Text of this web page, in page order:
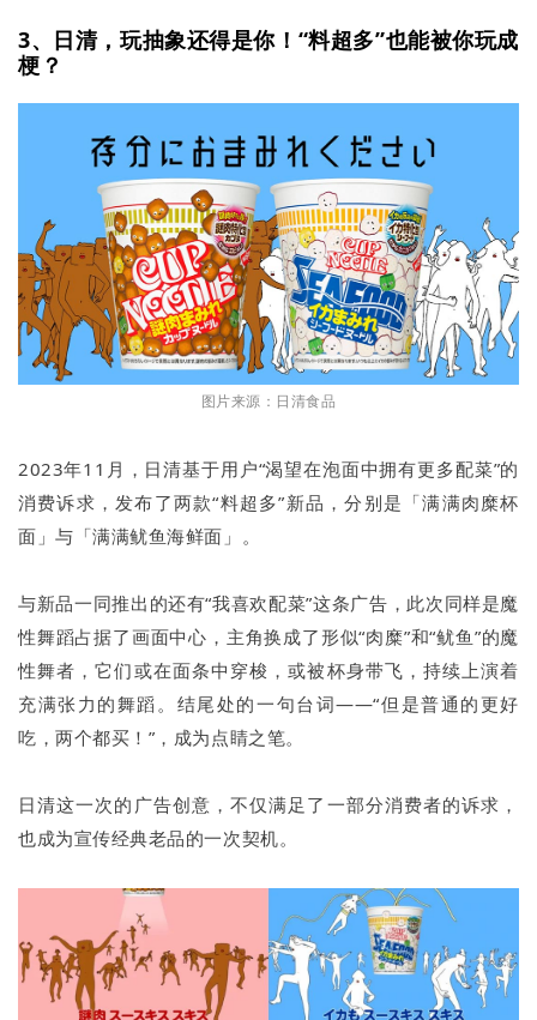
3、日清，玩抽象还得是你！“料超多”也能被你玩成
梗？
图片来源：日清食品
2023年11月，日清基于用户“渴望在泡面中拥有更多配菜”的
消费诉求，发布了两款“料超多”新品，分别是「满满肉糜杯
面」与「满满鱿鱼海鲜面」。
与新品一同推出的还有“我喜欢配菜”这条广告，此次同样是魔
性舞蹈占据了画面中心，主角换成了形似“肉糜”和“鱿鱼”的魔
性舞者，它们或在面条中穿梭，或被杯身带飞，持续上演着
充满张力的舞蹈。结尾处的一句台词——“但是普通的更好
吃，两个都买！”，成为点睛之笔。
日清这一次的广告创意，不仅满足了一部分消费者的诉求，
也成为宣传经典老品的一次契机。